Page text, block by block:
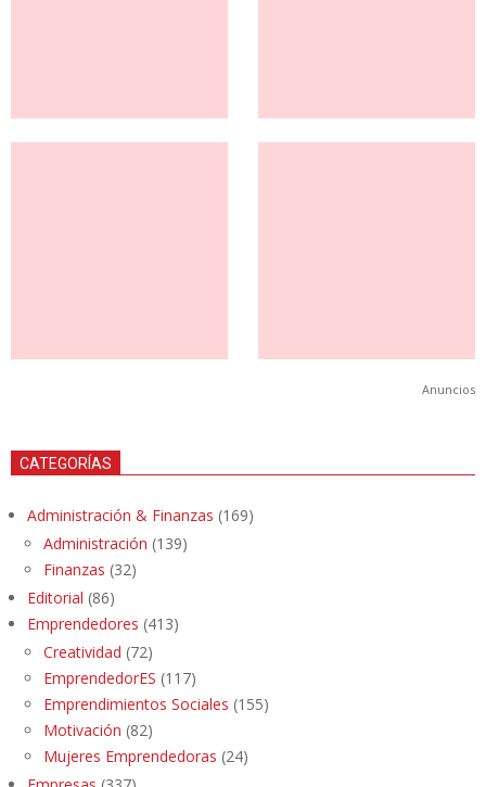
Anuncios
CATEGORÍAS
Administración & Finanzas (169)
Administración (139)
Finanzas (32)
Editorial (86)
Emprendedores (413)
Creatividad (72)
EmprendedorES (117)
Emprendimientos Sociales (155)
Motivación (82)
Mujeres Emprendedoras (24)